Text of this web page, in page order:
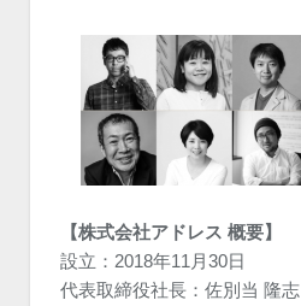
【株式会社アドレス 概要】
設立：2018年11月30日
代表取締役社長：佐別当 隆志